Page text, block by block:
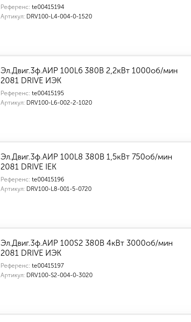
Референс: te00415194
Артикул: DRV100-L4-004-0-1520
Эл.Двиг.3ф.АИР 100L6 380В 2,2кВт 1000об/мин
2081 DRIVE ИЭК
Референс: te00415195
Артикул: DRV100-L6-002-2-1020
Эл.Двиг.3ф.АИР 100L8 380В 1,5кВт 750об/мин
2081 DRIVE IEK
Референс: te00415196
Артикул: DRV100-L8-001-5-0720
Эл.Двиг.3ф.АИР 100S2 380В 4кВт 3000об/мин
2081 DRIVE ИЭК
Референс: te00415197
Артикул: DRV100-S2-004-0-3020